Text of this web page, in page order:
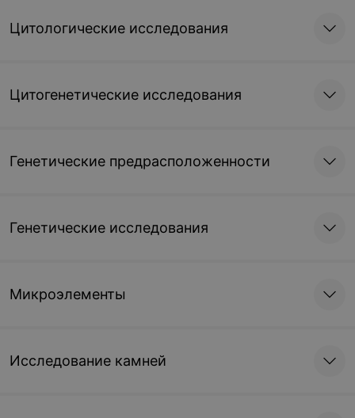
Цитологические исследования
Цитогенетические исследования
Генетические предрасположенности
Генетические исследования
Микроэлементы
Исследование камней